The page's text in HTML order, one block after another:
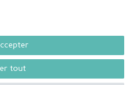
14 heures sont expédiées le jour
fériés), sauf les articles
tout